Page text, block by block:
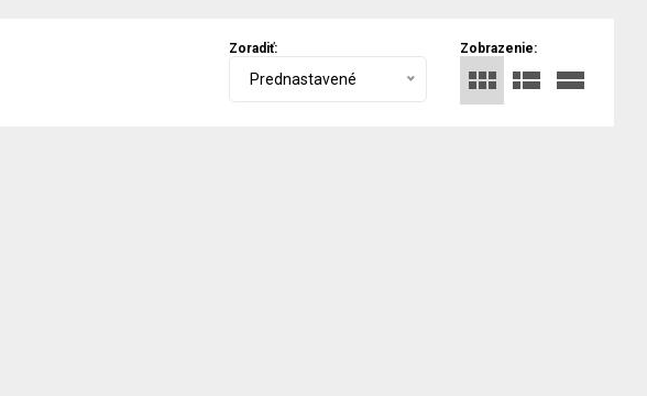
Zobrazenie:
Zoradiť:
Prednastavené